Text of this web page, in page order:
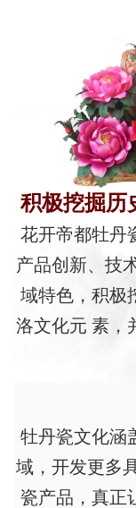
积极挖掘历
花开帝都牡丹
产品创新、技
域特色，积极
洛文化元 素，
牡丹瓷文化涵
域，开发更多
瓷产品，真正